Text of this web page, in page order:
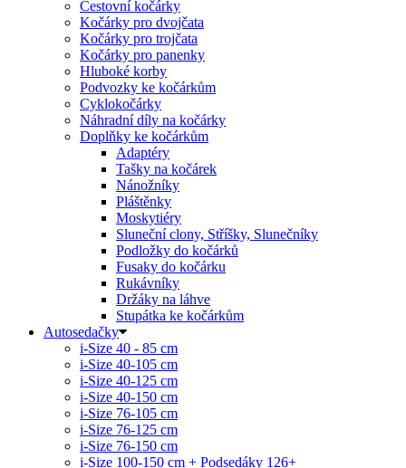
Cestovní kočárky
Kočárky pro dvojčata
Kočárky pro trojčata
Kočárky pro panenky
Hluboké korby
Podvozky ke kočárkům
Cyklokočárky
Náhradní díly na kočárky
Doplňky ke kočárkům
Adaptéry
Tašky na kočárek
Nánožníky
Pláštěnky
Moskytiéry
Sluneční clony, Stříšky, Slunečníky
Podložky do kočárků
Fusaky do kočárku
Rukávníky
Držáky na láhve
Stupátka ke kočárkům
Autosedačky
i-Size 40 - 85 cm
i-Size 40-105 cm
i-Size 40-125 cm
i-Size 40-150 cm
i-Size 76-105 cm
i-Size 76-125 cm
i-Size 76-150 cm
i-Size 100-150 cm + Podsedáky 126+